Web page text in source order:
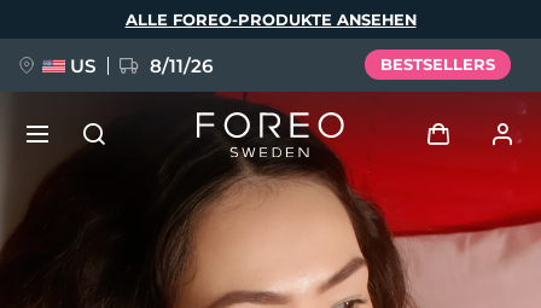
ALLE FOREO-PRODUKTE ANSEHEN
US 8/11/26 BESTSELLERS
Anmelden
Benutzerkonto
BREAKING NEWS
Sprache